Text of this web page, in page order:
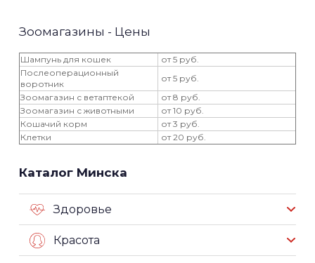
Зоомагазины - Цены
Шампунь для кошек
от 5 руб.
Послеоперационный
воротник
от 5 руб.
Зоомагазин с ветаптекой
от 8 руб.
Зоомагазин с животными
от 10 руб.
Кошачий корм
от 3 руб.
Клетки
от 20 руб.
Каталог Минска
Здоровье
Красота